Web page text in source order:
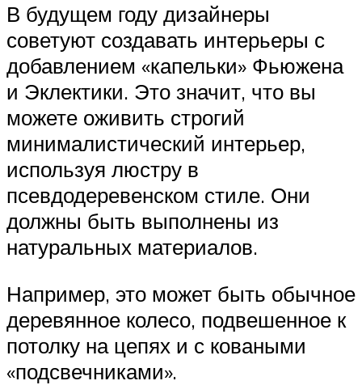
В будущем году дизайнеры
советуют создавать интерьеры с
добавлением «капельки» Фьюжена
и Эклектики. Это значит, что вы
можете оживить строгий
минималистический интерьер,
используя люстру в
псевдодеревенском стиле. Они
должны быть выполнены из
натуральных материалов.
Например, это может быть обычное
деревянное колесо, подвешенное к
потолку на цепях и с коваными
«подсвечниками».